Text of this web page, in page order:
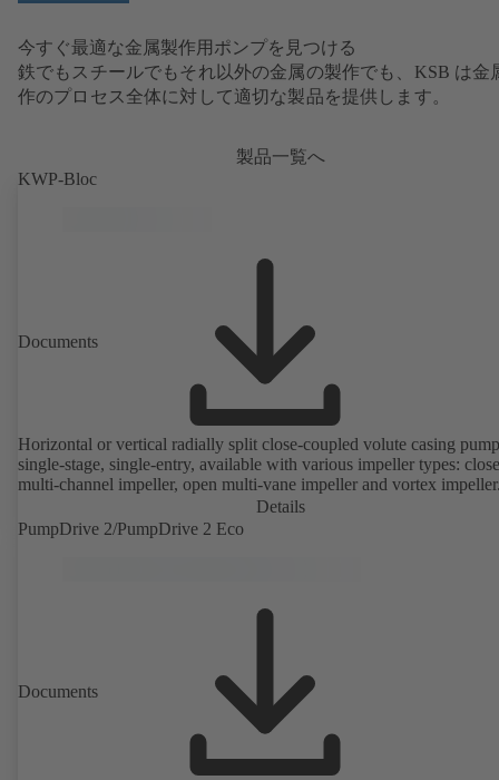
今すぐ最適な金属製作用ポンプを見つける
鉄でもスチールでもそれ以外の金属の製作でも、KSB は金
作のプロセス全体に対して適切な製品を提供します。
製品一覧へ
KWP-Bloc
Documents
Horizontal or vertical radially split close-coupled volute casing
single-stage, single-entry, available with various impeller types:
multi-channel impeller, open multi-vane impeller and vortex
Details
PumpDrive 2/PumpDrive 2 Eco
Documents